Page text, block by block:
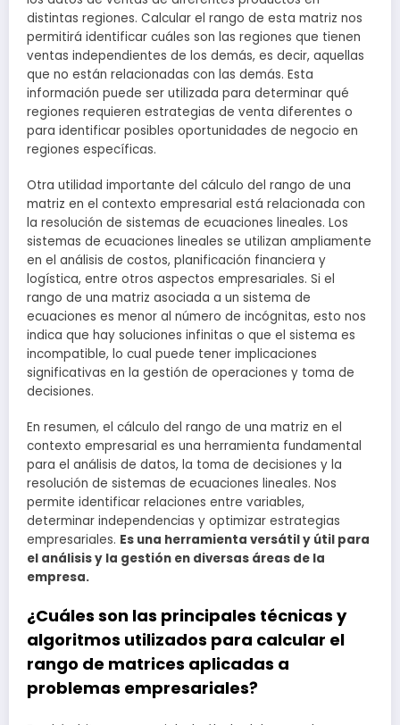
distintas regiones. Calcular el rango de esta matriz nos
permitirá identificar cuáles son las regiones que tienen
ventas independientes de los demás, es decir, aquellas
que no están relacionadas con las demás. Esta
información puede ser utilizada para determinar qué
regiones requieren estrategias de venta diferentes o
para identificar posibles oportunidades de negocio en
regiones específicas.
Otra utilidad importante del cálculo del rango de una
matriz en el contexto empresarial está relacionada con
la resolución de sistemas de ecuaciones lineales. Los
sistemas de ecuaciones lineales se utilizan ampliamente
en el análisis de costos, planificación financiera y
logística, entre otros aspectos empresariales. Si el
rango de una matriz asociada a un sistema de
ecuaciones es menor al número de incógnitas, esto nos
indica que hay soluciones infinitas o que el sistema es
incompatible, lo cual puede tener implicaciones
significativas en la gestión de operaciones y toma de
decisiones.
En resumen, el cálculo del rango de una matriz en el
contexto empresarial es una herramienta fundamental
para el análisis de datos, la toma de decisiones y la
resolución de sistemas de ecuaciones lineales. Nos
permite identificar relaciones entre variables,
determinar independencias y optimizar estrategias
empresariales. Es una herramienta versátil y útil para
el análisis y la gestión en diversas áreas de la
empresa.
¿Cuáles son las principales técnicas y
algoritmos utilizados para calcular el
rango de matrices aplicadas a
problemas empresariales?